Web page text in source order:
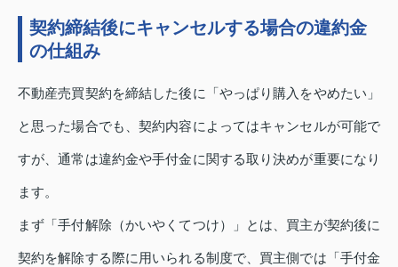
契約締結後にキャンセルする場合の違約金
の仕組み
不動産売買契約を締結した後に「やっぱり購入をやめたい」
と思った場合でも、契約内容によってはキャンセルが可能で
すが、通常は違約金や手付金に関する取り決めが重要になり
ます。
まず「手付解除（かいやくてつけ）」とは、買主が契約後に
契約を解除する際に用いられる制度で、買主側では「手付金